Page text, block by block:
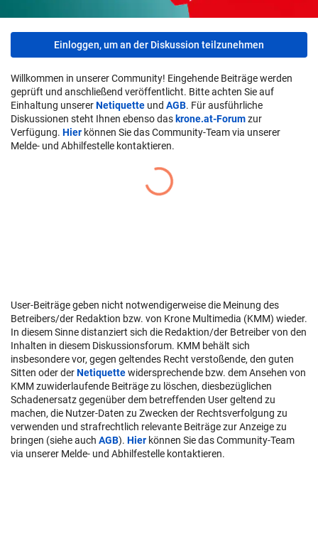
Einloggen, um an der Diskussion teilzunehmen
Willkommen in unserer Community! Eingehende Beiträge werden
geprüft und anschließend veröffentlicht. Bitte achten Sie auf
Einhaltung unsererNetiquette und AGB. Für ausführliche
Diskussionen steht Ihnen ebenso das krone.at-Forumzur
Verfügung. Hier können Sie das Community-Team via unserer
Melde- und Abhilfestelle kontaktieren.
User-Beiträge geben nicht notwendigerweise die Meinung des
Betreibers/der Redaktion bzw. von Krone Multimedia (KMM) wieder.
In diesem Sinne distanziert sich die Redaktion/der Betreiber von den
Inhalten in diesem Diskussionsforum. KMM behält sich
insbesondere vor, gegen geltendes Recht verstoßende, den guten
Sitten oder derNetiquettewidersprechende bzw. dem Ansehen von
KMM zuwiderlaufende Beiträge zu löschen, diesbezüglichen
Schadenersatz gegenüber dem betreffenden User geltend zu
machen, die Nutzer-Daten zu Zwecken der Rechtsverfolgung zu
verwenden und strafrechtlich relevante Beiträge zur Anzeige zu
bringen (siehe auch AGB). Hier können Sie das Community-Team
via unserer Melde- und Abhilfestelle kontaktieren.